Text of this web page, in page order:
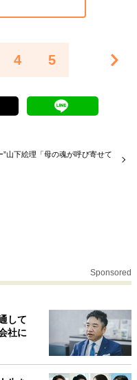
4 5
山下絵理「母の魂が呼び寄せて
Sponsored
して
社に